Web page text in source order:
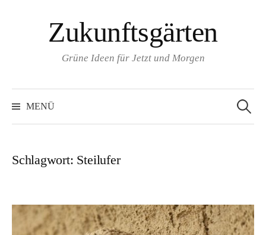
überspringenZukunftsgärten
Grüne Ideen für Jetzt und Morgen
MENÜ
nach:
Schlagwort: Steilufer